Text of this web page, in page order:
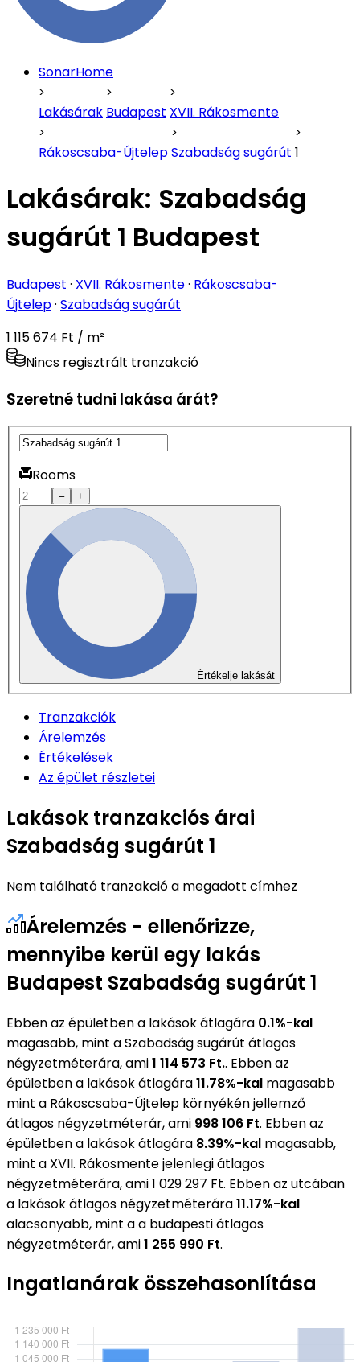
SonarHome
Lakásárak Budapest XVII. Rákosmente
Rákoscsaba-ÚjtelepSzabadság sugárút 1
Lakásárak: Szabadság
sugárút 1 Budapest
Budapest · XVII. Rákosmente· Rákoscsaba-
Újtelep· Szabadság sugárút
1 115 674 Ft / m²
Nincs regisztrált tranzakció
Szeretné tudni lakása árát?
Rooms
– +
Értékelje lakását
Tranzakciók
Árelemzés
Értékelések
Az épület részletei
Lakások tranzakciós árai
Szabadság sugárút 1
Nem található tranzakció a megadott címhez
Árelemzés - ellenőrizze,
mennyibe kerül egy lakás
Budapest Szabadság sugárút 1
Ebben az épületben a lakások átlagára 0.1%-kal
magasabb, mint a Szabadság sugárút átlagos
négyzetméterára, ami1 114 573 Ft.. Ebben az
épületben a lakások átlagára11.78%-kal magasabb
mint a Rákoscsaba-Újtelep környékén jellemző
átlagos négyzetméterár, ami 998 106 Ft. Ebben az
épületben a lakások átlagára 8.39%-kal magasabb,
mint a XVII. Rákosmente jelenlegi átlagos
négyzetméterára, ami 1 029 297 Ft. Ebben az utcában
a lakások átlagos négyzetméterára11.17%-kal
alacsonyabb, mint a a budapesti átlagos
négyzetméterár, ami1 255 990 Ft.
Ingatlanárak összehasonlítása